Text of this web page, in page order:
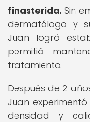
finasterida. Sin
dermatólogo y
Juan logró
permitió
tratamiento.
Después de 2
Juan
densidad y